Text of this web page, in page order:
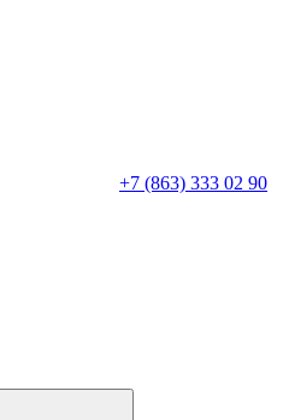
+7 (863) 333 02 90